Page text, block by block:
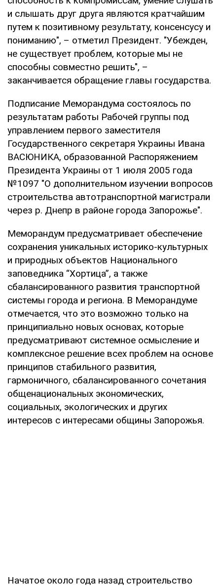
и слышать друг друга являются кратчайшим
путем к позитивному результату, консенсусу и
пониманию", – отметил Президент. "Убежден,
не существует проблем, которые мы не
способны совместно решить", –
заканчивается обращение главы государства.
Подписание Меморандума состоялось по
результатам работы Рабочей группы под
управлением первого заместителя
Государственного секретаря Украины Ивана
ВАСЮНИКА, образованной Распоряжением
Президента Украины от 1 июля 2005 года
№1097 "О дополнительном изучении вопросов
строительства автотранспортной магистрали
через р. Днепр в районе города Запорожье".
Меморандум предусматривает обеспечение
сохранения уникальных историко-культурных
и природных объектов Национального
заповедника “Хортица”, а также
сбалансированного развития транспортной
системы города и региона. В Меморандуме
отмечается, что это возможно только на
принципиально новых основах, которые
предусматривают системное осмысление и
комплексное решение всех проблем на основе
принципов стабильного развития,
гармоничного, сбалансированного сочетания
общенациональных экономических,
социальных, экологических и других
интересов с интересами общины Запорожья.
Начатое около года назад строительство